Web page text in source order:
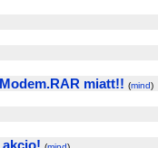
miatt!! (mind)
akcio!